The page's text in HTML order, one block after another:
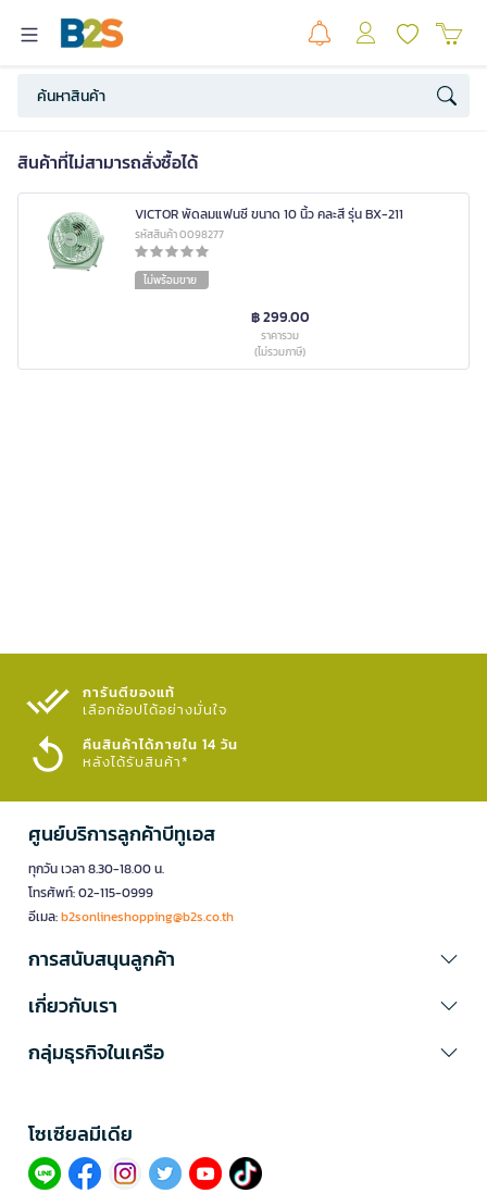
สินค้าที่ไม่สามารถสั่งซื้อได้
VICTOR พัดลมแฟนซี ขนาด 10 นิ้ว คละสี รุ่น BX-211
รหัสสินค้า 0098277
ไม่พร้อมขาย
฿ 299.00
ราคารวม
(ไม่รวมภาษี)
การันตีของแท้
เลือกช้อปได้อย่างมั่นใจ​
คืนสินค้าได้ภายใน 14 วัน
หลังได้รับสินค้า*
ศูนย์บริการลูกค้าบีทูเอส
ทุกวัน เวลา 8.30-18.00 น.
โทรศัพท์: 02-115-0999
อีเมล:b2sonlineshopping@b2s.co.th
การสนับสนุนลูกค้า
เกี่ยวกับเรา
กลุ่มธุรกิจในเครือ
โซเซียลมีเดีย​